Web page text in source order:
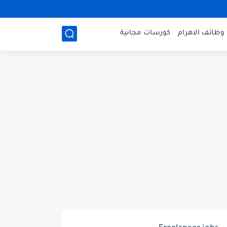
وظائف الاهرام كورسات مجانية